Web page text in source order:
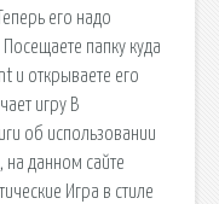
его надо
папку куда
и открываете его
игру В
об использовании
данном сайте
Игра в стиле